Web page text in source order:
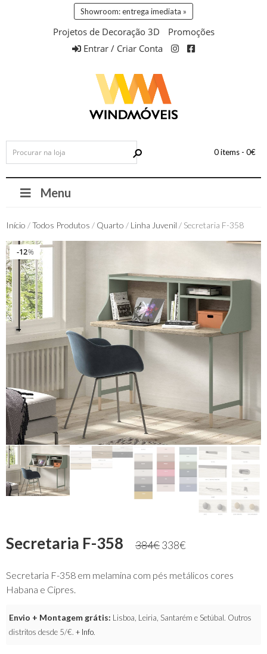
Showroom: entrega imediata »
Projetos de Decoração 3D
Promoções
Entrar / Criar Conta
0 items - 0€
Menu
Início /Todos Produtos / Quarto / Linha Juvenil / Secretaria F-358
%
12%
12
Secretaria F-358 384€338€
Secretaria F-358 em melamina com pés metálicos cores
Habana e Cipres.
Envio + Montagem grátis: Lisboa, Leiria, Santarém e Setúbal. Outros
distritos desde 5/€. + Info.